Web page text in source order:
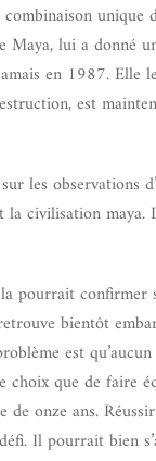
unique
Maya, lui a donné
en 1987. Elle
est
les observations
civilisation maya.
pourrait confirmer
bientôt
est
choix que de faire
onze ans.
Il pourrait bien